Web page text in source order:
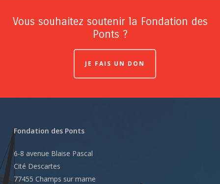
Vous souhaitez soutenir la Fondation des
Ponts ?
JE FAIS UN DON
Fondation des Ponts
6-8 avenue Blaise Pascal
Cité Descartes
77455 Champs sur marne